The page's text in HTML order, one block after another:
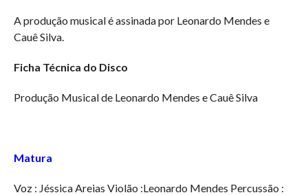
A produção musical é assinada por Leonardo Mendes e
Cauê Silva.
Ficha Técnica do Disco
Produção Musical de Leonardo Mendes e Cauê Silva
Matura
Voz : Jéssica Areias Violão :Leonardo Mendes Percussão :